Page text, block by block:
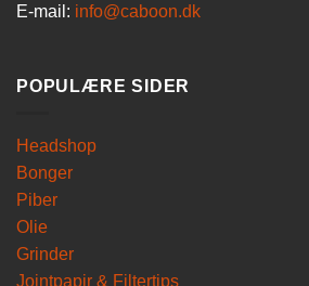
E-mail: info@caboon.dk
POPULÆRE SIDER
Headshop
Bonger
Piber
Olie
Grinder
Jointpapir & Filtertips